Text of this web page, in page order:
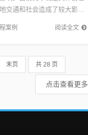
交通和社会造成了较大影
具体细节和后续进展还需等
阅读全文
案例
末页 共 28 页
点击查看更多